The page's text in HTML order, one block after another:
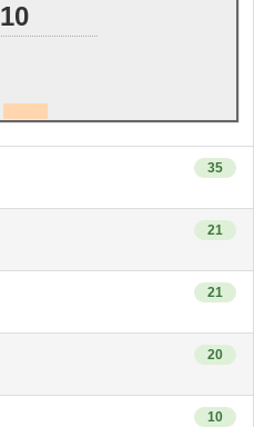
10
35
21
21
20
10